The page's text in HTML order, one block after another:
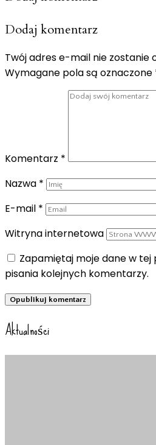
Dodaj komentarz
Twój adres e-mail nie zostanie
Wymagane pola są oznaczone
Komentarz *
Nazwa *
E-mail *
Witryna internetowa
Zapamiętaj moje dane w
pisania kolejnych komentarzy.
Aktualności